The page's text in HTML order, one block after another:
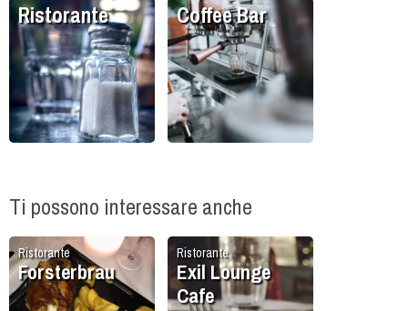
Ristorante Coffee Bar
Ti possono interessare anche
Ristorante
Forsterbrau
Ristorante
Exil Lounge
Cafe